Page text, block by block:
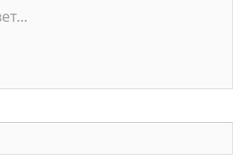
список
New Roman
Однострочный код
2
3
горизонтальную линию
Кодработы редактора
черновик